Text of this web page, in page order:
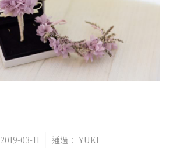
2019-03-11
/ 通過： YUKI